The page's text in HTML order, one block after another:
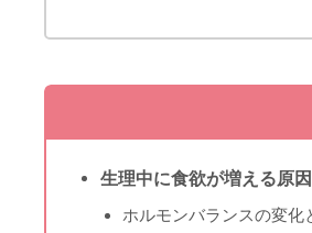
生理中に食欲が増える原因
ホルモンバランスの変化